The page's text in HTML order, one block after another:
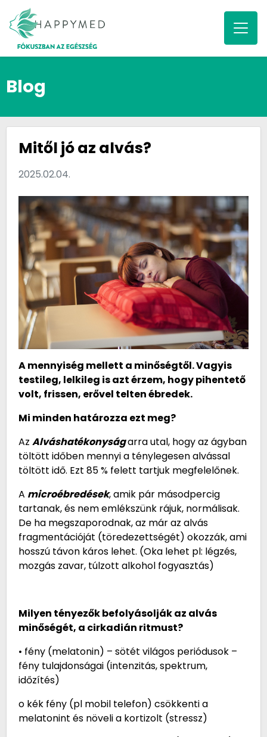
Blog
Mitől jó az alvás?
2025.02.04.
A mennyiség mellett a minőségtől. Vagyis
testileg, lelkileg is azt érzem, hogy pihentető
volt, frissen, erővel telten ébredek.
Mi minden határozza ezt meg?
Az Alváshatékonyságarra utal, hogy az ágyban
töltött időben mennyi a ténylegesen alvással
töltött idő. Ezt 85 % felett tartjuk megfelelőnek.
A microébredések, amik pár másodpercig
tartanak, és nem emlékszünk rájuk, normálisak.
De ha megszaporodnak, az már az alvás
fragmentációját (töredezettségét) okozzák, ami
hosszú távon káros lehet. (Oka lehet pl: légzés,
mozgás zavar, túlzott alkohol fogyasztás)
Milyen tényezők befolyásolják az alvás
minőségét, a cirkadián ritmust?
• fény (melatonin) – sötét világos periódusok –
fény tulajdonságai (intenzitás, spektrum,
időzítés)
o kék fény (pl mobil telefon) csökkenti a
melatonint és növeli a kortizolt (stressz)